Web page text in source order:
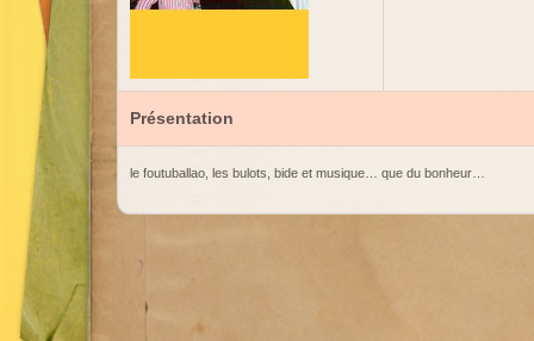
Présentation
le foutuballao, les bulots, bide et musique… que du bonheur…